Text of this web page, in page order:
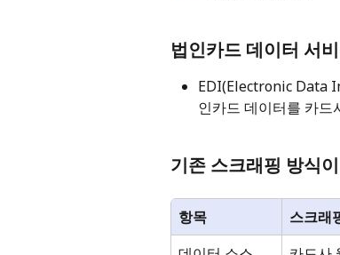
법인카드 데이터 서
EDI(Electronic Data
인카드 데이터를 카드
기존 스크래핑 방식
항목 스크래